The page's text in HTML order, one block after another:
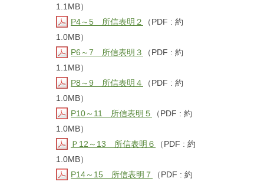
1.1MB）
P4～5 所信表明２
（PDF : 約
1.0MB）
P6～7 所信表明３
（PDF : 約
1.1MB）
P8～9 所信表明４
（PDF : 約
1.0MB）
P10～11 所信表明５
（PDF : 約
1.0MB）
Ｐ12～13 所信表明６
（PDF : 約
1.0MB）
P14～15 所信表明７
（PDF : 約